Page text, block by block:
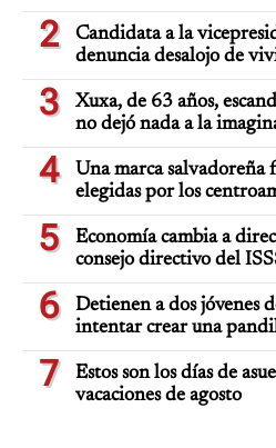
2
Candidata a la
denuncia desalojo de
3
Xuxa, de 63 años,
no dejó nada a la
4
Una marca salvadoreña
elegidas por los
5
Economía cambia a
consejo directivo del
6
Detienen a dos jóvenes
intentar crear una
7
Estos son los días de
vacaciones de agosto